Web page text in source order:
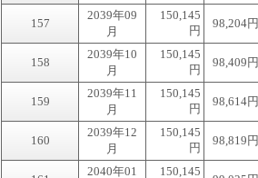
157
2039年09
月
150,145
円
98,204円
158
2039年10
月
150,145
円
98,409円
159
2039年11
月
150,145
円
98,614円
160
2039年12
月
150,145
円
98,819円
2040年01 150,145